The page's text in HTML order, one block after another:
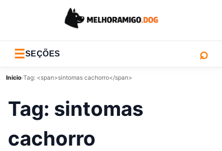
☰SEÇÕES ⌕
Início›Tag: <span>sintomas cachorro</span>
Tag: sintomas
cachorro